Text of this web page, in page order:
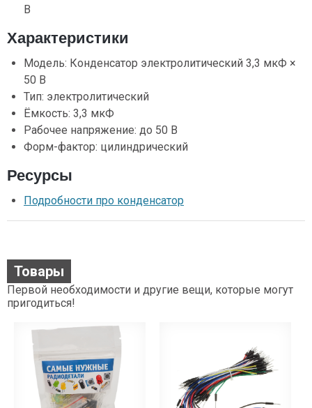
В
Характеристики
Модель: Конденсатор электролитический 3,3 мкФ ×
50 В
Тип: электролитический
Ёмкость: 3,3 мкФ
Рабочее напряжение: до 50 В
Форм-фактор: цилиндрический
Ресурсы
Подробности про конденсатор
Товары
Первой необходимости и другие вещи, которые могут
пригодиться!